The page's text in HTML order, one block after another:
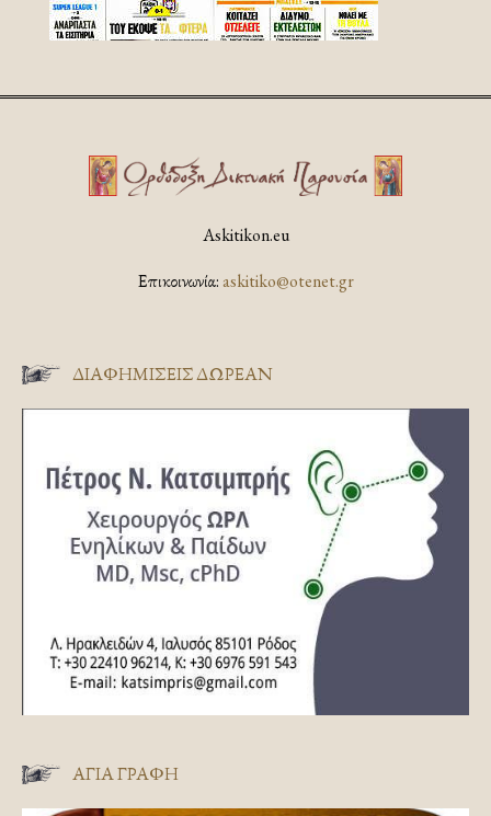
Askitikon.eu
Επικοινωνία:askitiko@otenet.gr
ΔΙΑΦΗΜΊΣΕΙΣ ΔΩΡΕΆΝ
ΑΓΊΑ ΓΡΑΦΉ